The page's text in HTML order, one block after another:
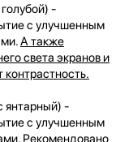
-
с улучшенным
А также
света экранов и
контрастность.
янтарный) -
с улучшенным
Рекомендовано